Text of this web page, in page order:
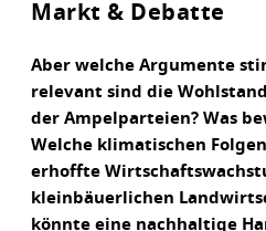
Markt & Debatte
Aber welche Argumente
relevant sind die
der Ampelparteien? Was
Welche klimatischen
erhoffte
kleinbäuerlichen
könnte eine nachhaltige